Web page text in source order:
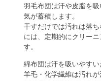
羽毛布団は汗や皮脂を
気が蓄積します。
干すだけでは汚れは落
には、定期的にクリー
す。
綿布団は汗を吸いやすい
羊毛・化学繊維は汚れ